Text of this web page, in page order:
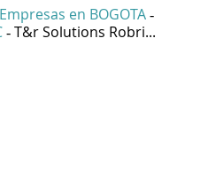
Empresas en BOGOTA -
- T&r Solutions Robri...